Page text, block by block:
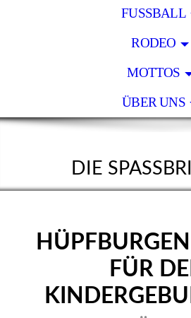
FUSSBALL
RODEO
MOTTOS
ÜBER UNS
DIE
FÜR